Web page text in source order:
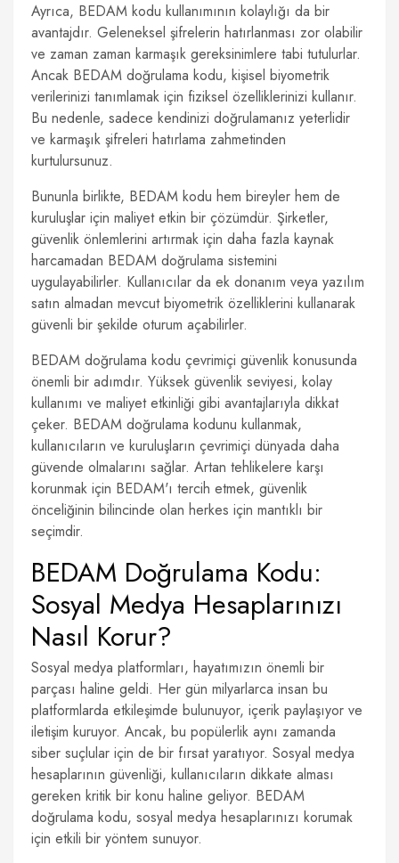
Ayrıca, BEDAM kodu kullanımının kolaylığı da bir
avantajdır. Geleneksel şifrelerin hatırlanması zor olabilir
ve zaman zaman karmaşık gereksinimlere tabi tutulurlar.
Ancak BEDAM doğrulama kodu, kişisel biyometrik
verilerinizi tanımlamak için fiziksel özelliklerinizi kullanır.
Bu nedenle, sadece kendinizi doğrulamanız yeterlidir
ve karmaşık şifreleri hatırlama zahmetinden
kurtulursunuz.
Bununla birlikte, BEDAM kodu hem bireyler hem de
kuruluşlar için maliyet etkin bir çözümdür. Şirketler,
güvenlik önlemlerini artırmak için daha fazla kaynak
harcamadan BEDAM doğrulama sistemini
uygulayabilirler. Kullanıcılar da ek donanım veya yazılım
satın almadan mevcut biyometrik özelliklerini kullanarak
güvenli bir şekilde oturum açabilirler.
BEDAM doğrulama kodu çevrimiçi güvenlik konusunda
önemli bir adımdır. Yüksek güvenlik seviyesi, kolay
kullanımı ve maliyet etkinliği gibi avantajlarıyla dikkat
çeker. BEDAM doğrulama kodunu kullanmak,
kullanıcıların ve kuruluşların çevrimiçi dünyada daha
güvende olmalarını sağlar. Artan tehlikelere karşı
korunmak için BEDAM'ı tercih etmek, güvenlik
önceliğinin bilincinde olan herkes için mantıklı bir
seçimdir.
BEDAM Doğrulama Kodu:
Sosyal Medya Hesaplarınızı
Nasıl Korur?
Sosyal medya platformları, hayatımızın önemli bir
parçası haline geldi. Her gün milyarlarca insan bu
platformlarda etkileşimde bulunuyor, içerik paylaşıyor ve
iletişim kuruyor. Ancak, bu popülerlik aynı zamanda
siber suçlular için de bir fırsat yaratıyor. Sosyal medya
hesaplarının güvenliği, kullanıcıların dikkate alması
gereken kritik bir konu haline geliyor. BEDAM
doğrulama kodu, sosyal medya hesaplarınızı korumak
için etkili bir yöntem sunuyor.